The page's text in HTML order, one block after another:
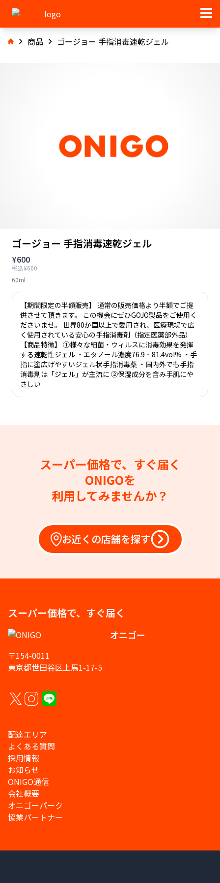
商品 ゴージョー 手指消毒速乾ジェル
ゴージョー 手指消毒速乾ジェル
¥600
税込¥660
60ml
【期間限定の半額販売】 通常の販売価格より半額でご提
供させて頂きます。 この機会にぜひGOJO製品をご使用く
ださいませ。 世界80か国以上で愛用され、医療現場で広
く使用されている安心の手指消毒剤（指定医薬部外品）
【商品特徴】 ①様々な細菌・ウィルスに消毒効果を発揮
する速乾性ジェル ・エタノール濃度76.9‐81.4vol% ・手
指に塗広げやすいジェル状手指消毒薬 ・国内外でも手指
消毒剤は「ジェル」が主流に ②保湿成分を含み手肌にや
さしい
スーパー価格で、すぐ届く
ONIGOを
利用してみませんか？
お近くの店舗を探す
スーパー価格で、すぐ届く
オニゴー
〒154-0011
東京都世田谷区上馬1-17-5
配達エリア
よくある質問
採用情報
お知らせ
ONIGO通信
会社概要
オニゴーパーク
協業パートナー